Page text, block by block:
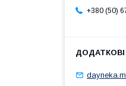
+380 (50)